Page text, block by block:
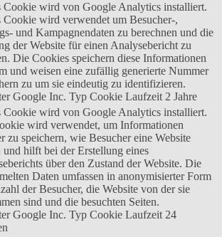
Cookie wird von Google Analytics installiert.
Cookie wird verwendet um Besucher-,
und Kampagnendaten zu berechnen und die
der Website für einen Analysebericht zu
Die Cookies speichern diese Informationen
und weisen eine zufällig generierte Nummer
zu um sie eindeutig zu identifizieren.
Google Inc. Typ Cookie Laufzeit 2 Jahre
Cookie wird von Google Analytics installiert.
wird verwendet, um Informationen
zu speichern, wie Besucher eine Website
und hilft bei der Erstellung eines
über den Zustand der Website. Die
Daten umfassen in anonymisierter Form
der Besucher, die Website von der sie
sind und die besuchten Seiten.
Google Inc. Typ Cookie Laufzeit 24